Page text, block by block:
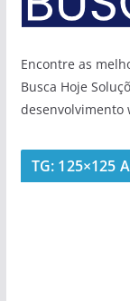
Encontre as
Busca Hoje
desenvolvimento
TG: 125×125